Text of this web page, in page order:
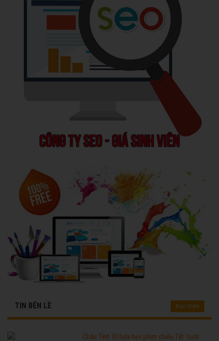
TIN BÊN LỀ Đọc thêm
Châu Tinh Trì hứa hẹn phim chiếu Tết 'cười